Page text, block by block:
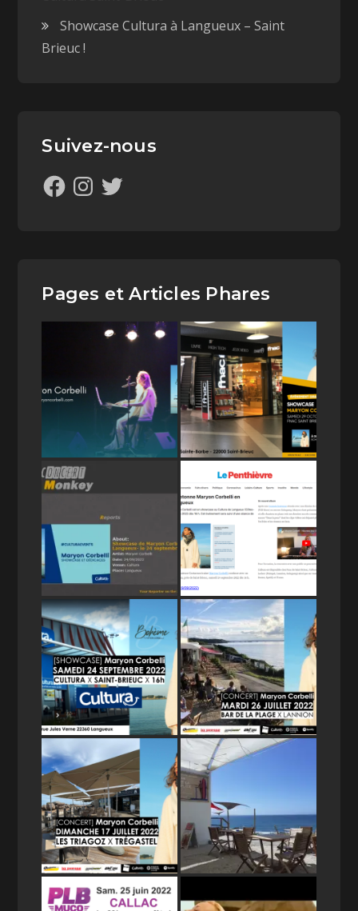
Showcase Cultura à Langueux – Saint
Brieuc !
Suivez-nous
Pages et Articles Phares